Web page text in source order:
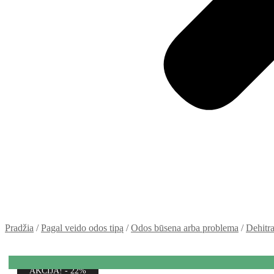
Pradžia /Pagal veido odos tipą /Odos būsena arba problema /
AKCIJA! - 22%